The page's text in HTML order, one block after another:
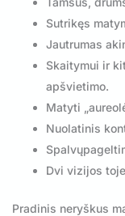
Sutrikęs
Jautrumas
Skaitymui ir
apšvietimo.
Matyti
Nuolatinis
Dvi vizijos
Pradinis neryškus